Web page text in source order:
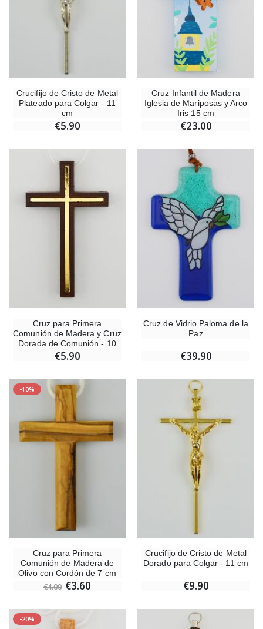
Crucifijo de Cristo de Metal
Plateado para Colgar - 11
cm
€5.90
Cruz Infantil de Madera
Iglesia de Mariposas y Arco
Iris 15 cm
€23.00
Cruz para Primera
Comunión de Madera y Cruz
Dorada de Comunión - 10
cm
€5.90
Cruz de Vidrio Paloma de la
Paz
€39.90
-10%
Cruz para Primera
Comunión de Madera de
Olivo con Cordón de 7 cm
€4.00 €3.60
Crucifijo de Cristo de Metal
Dorado para Colgar - 11 cm
€9.90
-20%
€2.50
Cruz Infantil de Madera Iglesia de Mariposas y Arco Iris 15 cm
€23.00
€59.90
€90.00
Aceite de unción
€6.00